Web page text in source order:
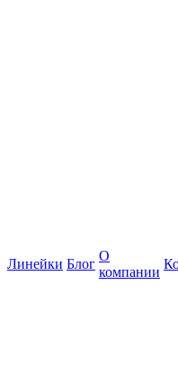
Линейки Блог
О
компании